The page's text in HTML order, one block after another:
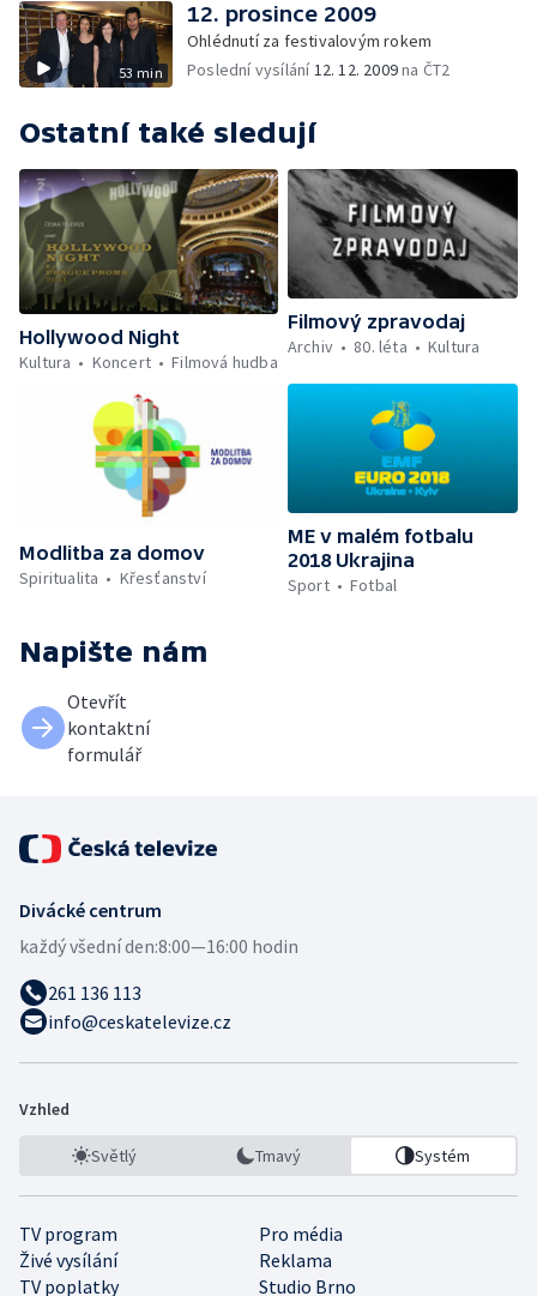
53 min
12. prosince 2009
Ohlédnutí za festivalovým rokem
Poslední vysílání12. 12. 2009na ČT2
Ostatní také sledují
Hollywood Night
Kultura
Koncert Filmová hudba
Filmový zpravodaj
Archiv
80. léta Kultura
Modlitba za domov
Spiritualita
Křesťanství
ME v malém fotbalu
2018 Ukrajina
Sport
Fotbal
Napište nám
Otevřít
kontaktní
formulář
Divácké centrum
každý všední den:8:00—16:00 hodin
261 136 113
info@ceskatelevize.cz
Vzhled
Světlý Tmavý Systém
TV program
Pro média
Živé vysílání
Reklama
TV poplatky
Studio Brno